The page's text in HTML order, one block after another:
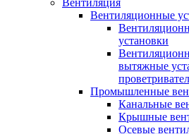
Вентиляционные
установки
вытяжные
Промышленные
Канальные
Крышные
Осевые